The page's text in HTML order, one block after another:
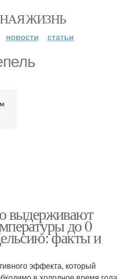
ЖИЗНЬ
новости статьи
выдерживают
до 0
факты и
эффекта, который